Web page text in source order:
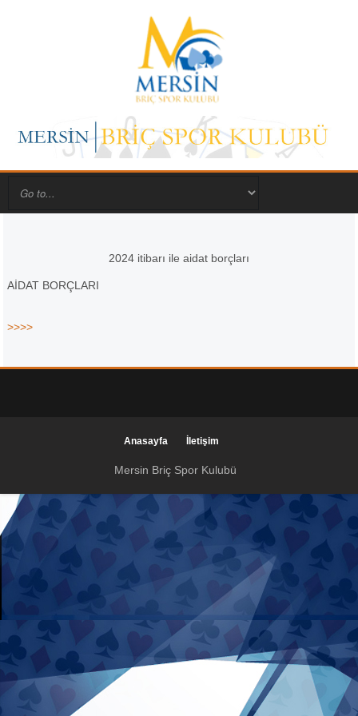
2024 itibarı ile aidat borçları
AİDAT BORÇLARI
>>>>
Anasayfa İletişim
Mersin Briç Spor Kulubü